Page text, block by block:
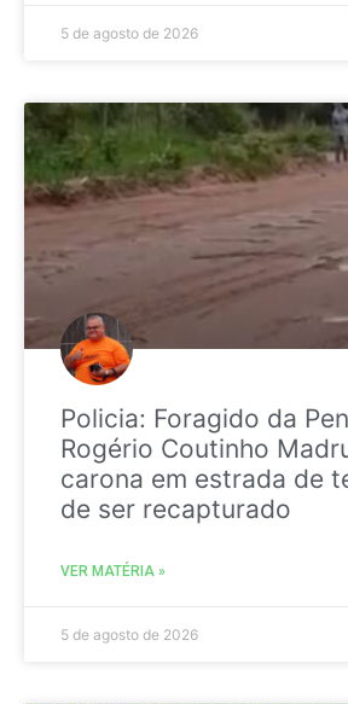
5 de agosto de 2026
Policia: Foragido da
Rogério Coutinho
carona em estrada de
de ser recapturado
VER MATÉRIA »
5 de agosto de 2026